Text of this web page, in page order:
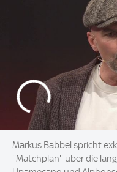
Markus Babbel spricht
''Matchplan'' über die